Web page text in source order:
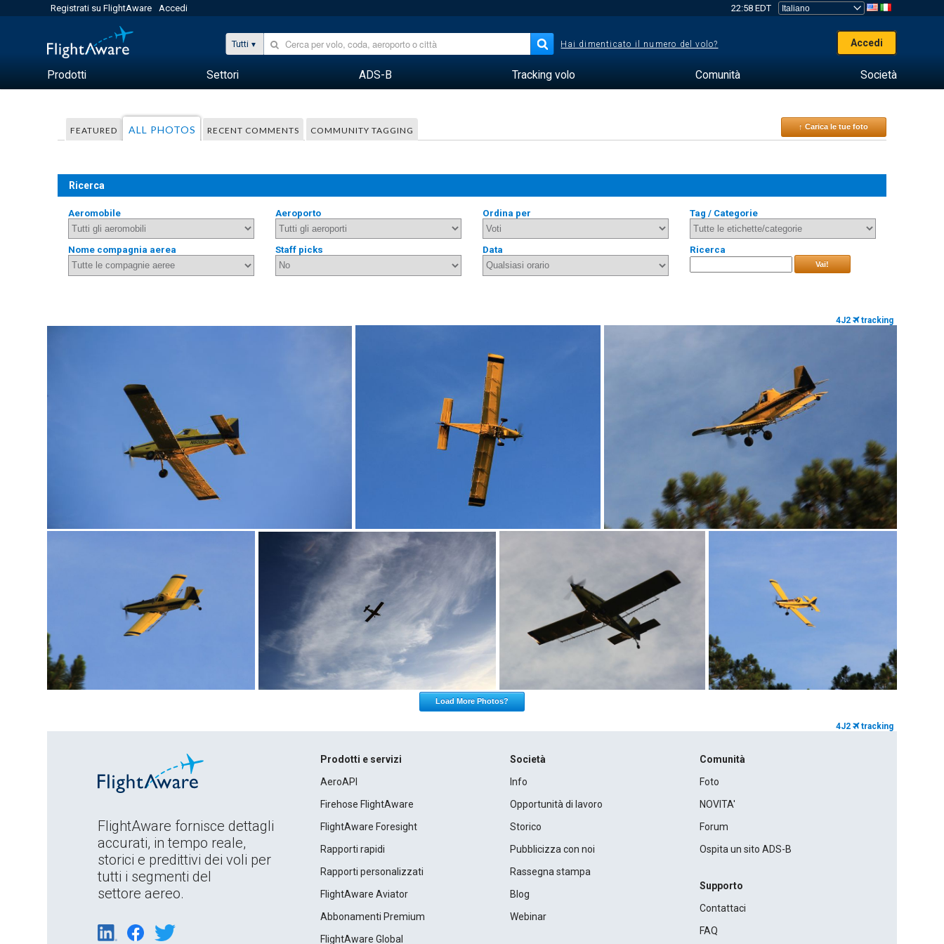
Registrati su FlightAware Accedi 22:58 EDT
Tutti Hai dimenticato il numero del volo? Accedi
Prodotti Settori ADS-B Tracking volo Comunità Società
FEATURED ALL PHOTOS RECENT COMMENTS COMMUNITY TAGGING ↑ Carica le tue foto
Ricerca
Aeromobile Aeroporto Ordina per Tag / Categorie
Nome compagnia aerea Staff picks Data Ricerca
Vai!
4J2 tracking
Load More Photos?
4J2 tracking
FlightAware fornisce dettagli
accurati, in tempo reale,
storici e predittivi dei voli per
tutti i segmenti del
settore aereo.
Prodotti e servizi
AeroAPI
Firehose FlightAware
FlightAware Foresight
Rapporti rapidi
Rapporti personalizzati
FlightAware Aviator
Abbonamenti Premium
FlightAware Global
Società
Info
Opportunità di lavoro
Storico
Pubblicizza con noi
Rassegna stampa
Blog
Webinar
Comunità
Foto
NOVITA'
Forum
Ospita un sito ADS-B
Supporto
Contattaci
FAQ